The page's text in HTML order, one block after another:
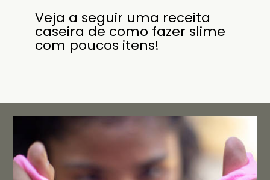
Veja a seguir uma receita
caseira de como fazer slime
com poucos itens!